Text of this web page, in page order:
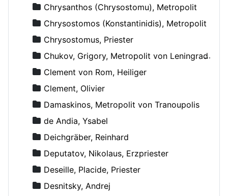
Chrysanthos (Chrysostomu), Metropolit
Chrysostomos (Konstantinidis), Metropolit
Chrysostomus, Priester
Chukov, Grigory, Metropolit von Leningrad und Novgorod
Clement von Rom, Heiliger
Clement, Olivier
Damaskinos, Metropolit von Tranoupolis
de Andia, Ysabel
Deichgräber, Reinhard
Deputatov, Nikolaus, Erzpriester
Deseille, Placide, Priester
Desnitsky, Andrej